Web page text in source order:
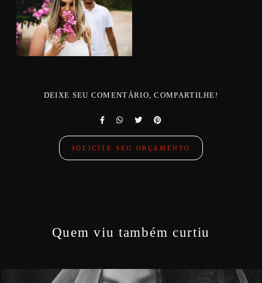
DEIXE SEU COMENTÁRIO, COMPARTILHE!
SOLICITE SEU ORÇAMENTO
Quem viu também curtiu